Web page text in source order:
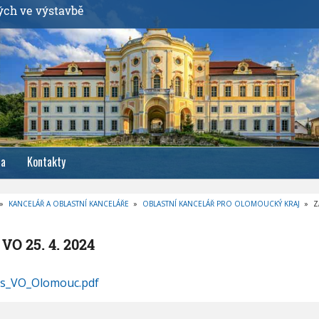
ve výstavbě
Kontakty
» KANCELÁŘ A OBLASTNÍ KANCELÁŘE » OBLASTNÍ KANCELÁŘ PRO OLOMOUCKÝ KRAJ »
25. 4. 2024